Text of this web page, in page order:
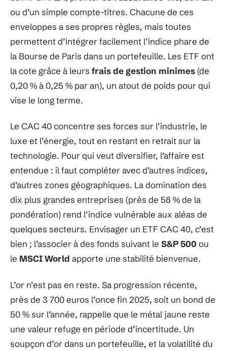
Comment intégrer ces indices dans
une stratégie d’investissement
éclairée
À Paris, les solutions pour investir sur le CAC 40 ne
manquent pas. On peut passer par les
ETF CAC 40
ouvrir un
, profiter de l’ assurance-vie , du
ou d’un simple compte-titres. Chacune de ces
enveloppes a ses propres règles, mais toutes
permettent d’intégrer facilement l’indice phare de
la Bourse de Paris dans un portefeuille. Les ETF ont
la cote grâce à leurs
frais de gestion minimes
(de
0,20 % à 0,25 % par an), un atout de poids pour qui
vise le long terme.
Le CAC 40 concentre ses forces sur l’industrie, le
technologie. Pour qui veut diversifier, l’affaire est
entendue : il faut compléter avec d’autres indices,
d’autres zones géographiques. La domination des
dix plus grandes entreprises (près de 58 % de la